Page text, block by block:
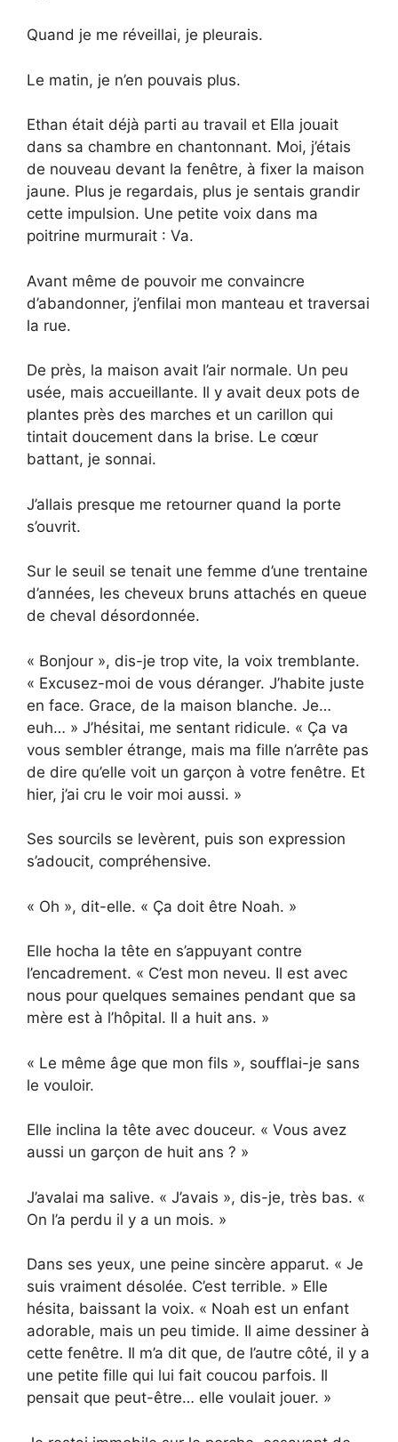
Quand je me réveillai, je pleurais.
Le matin, je n’en pouvais plus.
Ethan était déjà parti au travail et Ella jouait
dans sa chambre en chantonnant. Moi, j’étais
de nouveau devant la fenêtre, à fixer la maison
jaune. Plus je regardais, plus je sentais grandir
cette impulsion. Une petite voix dans ma
poitrine murmurait : Va.
Avant même de pouvoir me convaincre
d’abandonner, j’enfilai mon manteau et traversai
la rue.
De près, la maison avait l’air normale. Un peu
usée, mais accueillante. Il y avait deux pots de
plantes près des marches et un carillon qui
tintait doucement dans la brise. Le cœur
battant, je sonnai.
J’allais presque me retourner quand la porte
s’ouvrit.
Sur le seuil se tenait une femme d’une trentaine
d’années, les cheveux bruns attachés en queue
de cheval désordonnée.
« Bonjour », dis-je trop vite, la voix tremblante.
« Excusez-moi de vous déranger. J’habite juste
en face. Grace, de la maison blanche. Je…
euh… » J’hésitai, me sentant ridicule. « Ça va
vous sembler étrange, mais ma fille n’arrête pas
de dire qu’elle voit un garçon à votre fenêtre. Et
hier, j’ai cru le voir moi aussi. »
Ses sourcils se levèrent, puis son expression
s’adoucit, compréhensive.
« Oh », dit-elle. « Ça doit être Noah. »
Elle hocha la tête en s’appuyant contre
l’encadrement. « C’est mon neveu. Il est avec
nous pour quelques semaines pendant que sa
mère est à l’hôpital. Il a huit ans. »
« Le même âge que mon fils », soufflai-je sans
le vouloir.
Elle inclina la tête avec douceur. « Vous avez
aussi un garçon de huit ans ? »
J’avalai ma salive. « J’avais », dis-je, très bas. «
On l’a perdu il y a un mois. »
Dans ses yeux, une peine sincère apparut. « Je
suis vraiment désolée. C’est terrible. » Elle
hésita, baissant la voix. « Noah est un enfant
adorable, mais un peu timide. Il aime dessiner à
cette fenêtre. Il m’a dit que, de l’autre côté, il y a
une petite fille qui lui fait coucou parfois. Il
pensait que peut-être… elle voulait jouer. »